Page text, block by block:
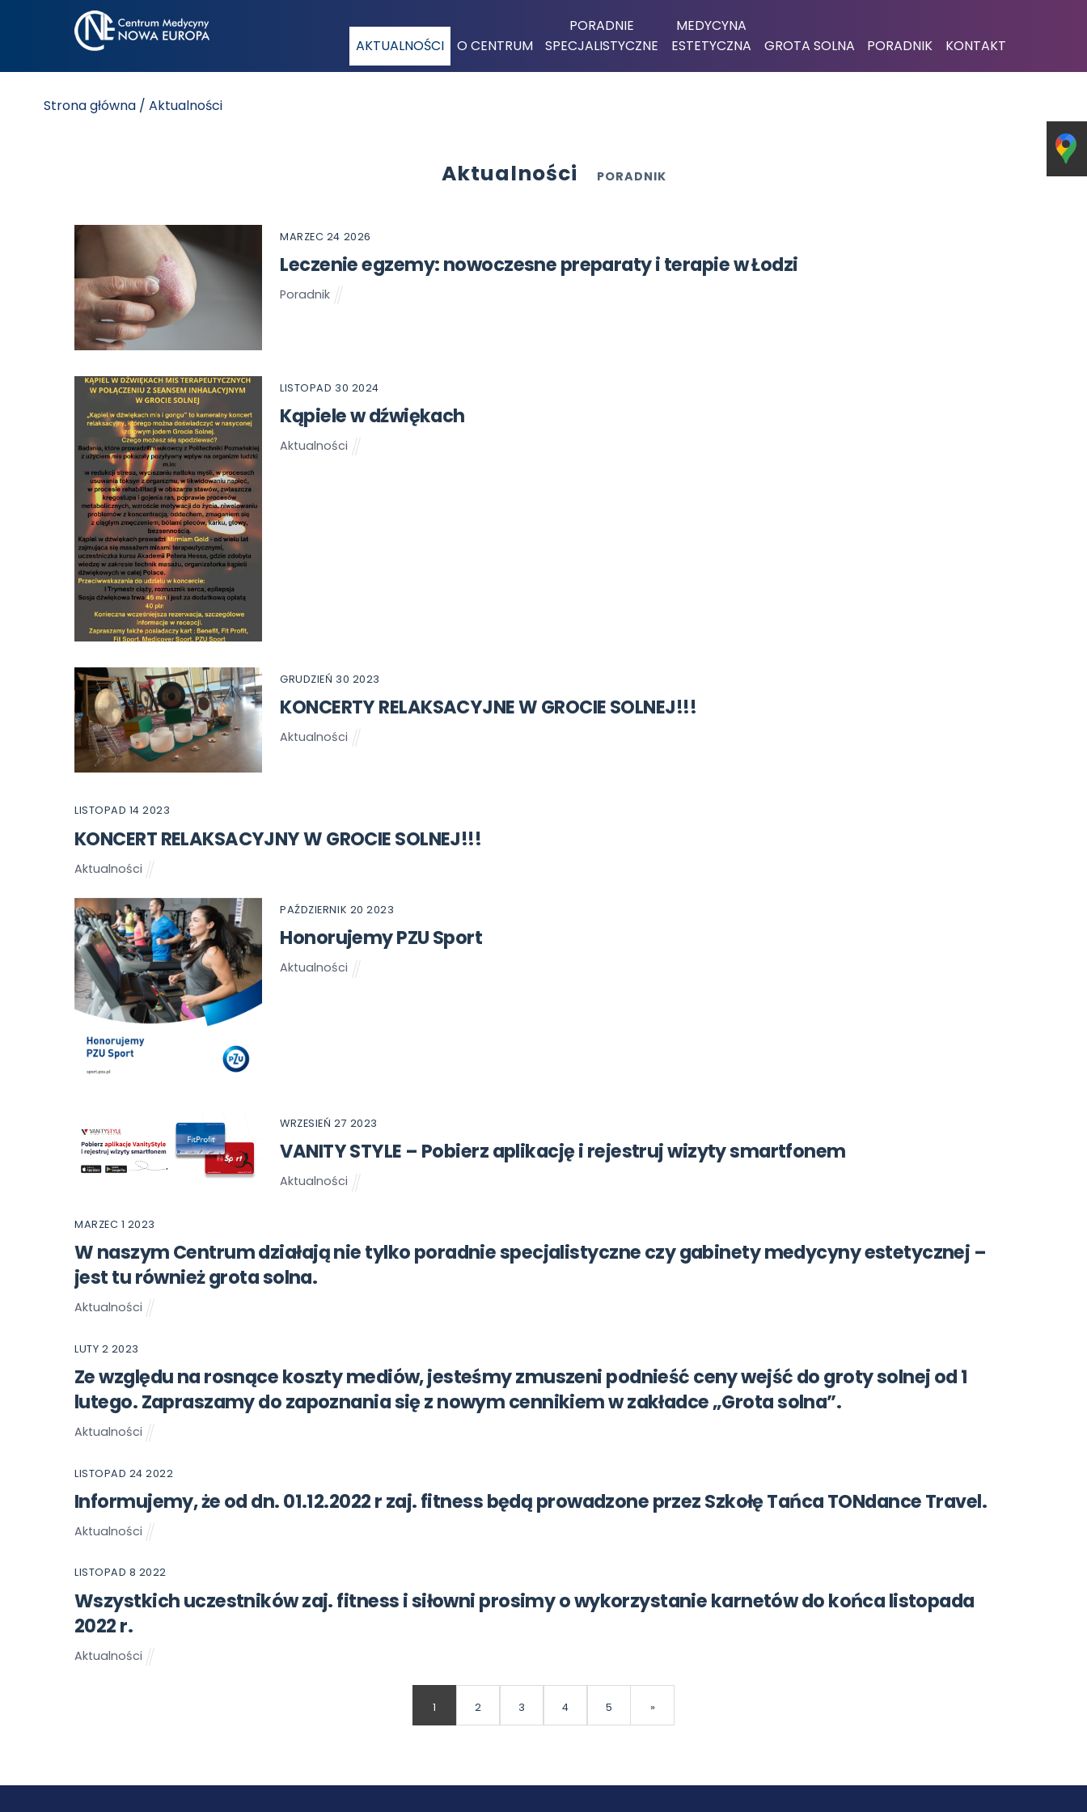
AKTUALNOŚCI O CENTRUM
PORADNIE
SPECJALISTYCZNE
MEDYCYNA
ESTETYCZNA
GROTA SOLNA PORADNIK KONTAKT
Strona główna/ Aktualności
Aktualności PORADNIK
MARZEC 24 2026
Leczenie egzemy: nowoczesne preparaty i terapie w Łodzi
Poradnik
LISTOPAD 30 2024
Kąpiele w dźwiękach
Aktualności
GRUDZIEŃ 30 2023
KONCERTY RELAKSACYJNE W GROCIE SOLNEJ!!!
Aktualności
LISTOPAD 14 2023
KONCERT RELAKSACYJNY W GROCIE SOLNEJ!!!
Aktualności
PAŹDZIERNIK 20 2023
Honorujemy PZU Sport
Aktualności
WRZESIEŃ 27 2023
VANITY STYLE – Pobierz aplikację i rejestruj wizyty smartfonem
Aktualności
MARZEC 1 2023
W naszym Centrum działają nie tylko poradnie specjalistyczne czy gabinety medycyny estetycznej –
jest tu również grota solna.
Aktualności
LUTY 2 2023
Ze względu na rosnące koszty mediów, jesteśmy zmuszeni podnieść ceny wejść do groty solnej od 1
lutego. Zapraszamy do zapoznania się z nowym cennikiem w zakładce „Grota solna”.
Aktualności
LISTOPAD 24 2022
Informujemy, że od dn. 01.12.2022 r zaj. fitness będą prowadzone przez Szkołę Tańca TONdance Travel.
Aktualności
LISTOPAD 8 2022
Wszystkich uczestników zaj. fitness i siłowni prosimy o wykorzystanie karnetów do końca listopada
2022 r.
Aktualności
1 2 3 4 5 »